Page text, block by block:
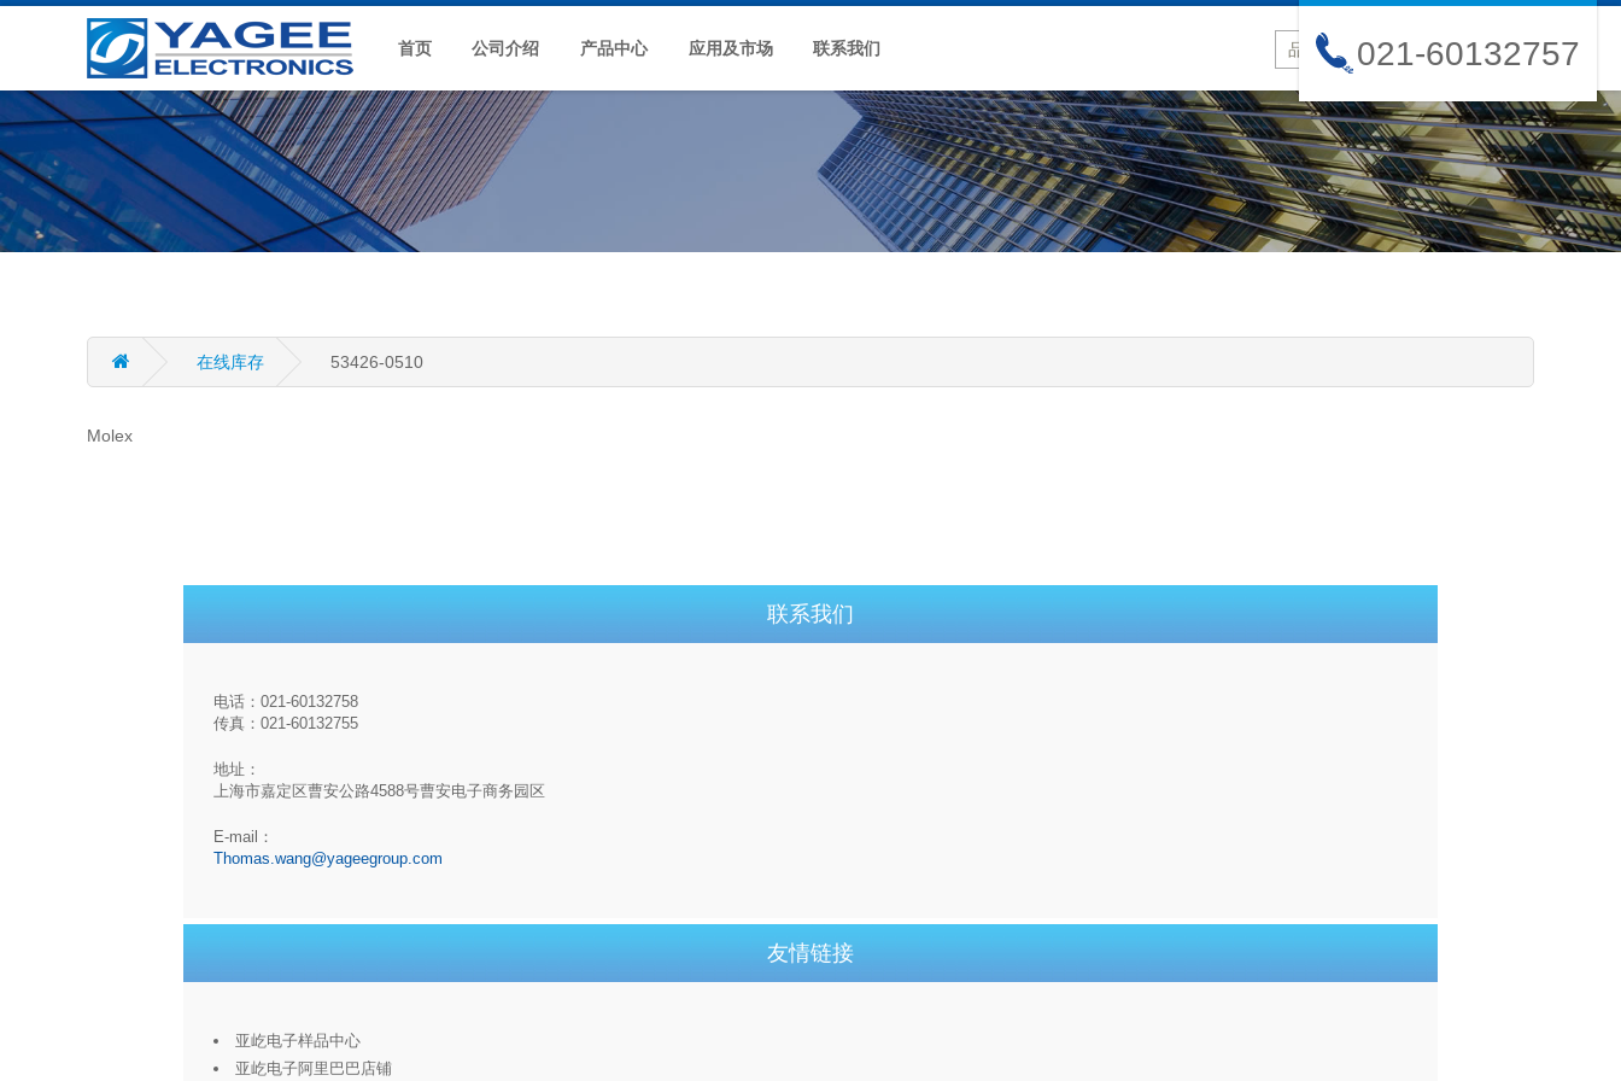
首页 公司介绍 产品中心 应用及市场 联系我们 021-60132757
在线库存 53426-0510
Molex
联系我们
电话：021-60132758
传真：021-60132755
地址：
上海市嘉定区曹安公路4588号曹安电子商务园区
E-mail：
Thomas.wang@yageegroup.com
友情链接
亚屹电子样品中心
亚屹电子阿里巴巴店铺